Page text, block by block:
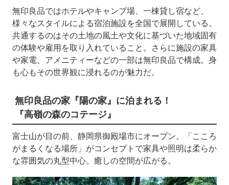
無印良品ではホテルやキャンプ場、一棟貸し宿など、
様々なスタイルによる宿泊施設を全国で展開している。
共通するのはその土地の風土や文化に基づいた地域固有
の体験や雇用を取り入れていること。さらに施設の家具
や家電、アメニティーなどの一部は無印良品で構成。身
も心もその世界観に浸れるのが魅力だ。
無印良品の家『陽の家』に泊まれる！
『高嶺の森のコテージ』
富士山が目の前、静岡県御殿場市にオープン。「こころ
がまるくなる場所」がコンセプトで家具や照明は柔らか
な雰囲気の丸型中心。癒しの空間が広がる。